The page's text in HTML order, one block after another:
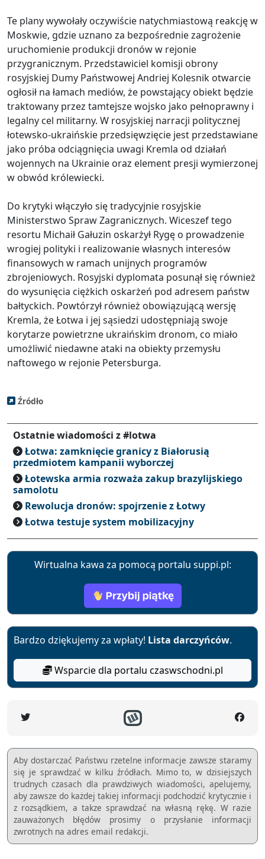
Te plany wywołały oczywiście natychmiastową reakcję w
Moskwie, gdzie uznano za bezpośrednie zagrożenie
uruchomienie produkcji dronów w rejonie
przygranicznym. Przedstawiciel komisji obrony
rosyjskiej Dumy Państwowej Andriej Kolesnik otwarcie
ogłosił na łamach mediów, że powstający obiekt będzie
traktowany przez tamtejsze wojsko jako pełnoprawny i
legalny cel militarny. W rosyjskiej narracji politycznej
łotewsko-ukraińskie przedsięwzięcie jest przedstawiane
jako próba odciągnięcia uwagi Kremla od działań
wojennych na Ukrainie oraz element presji wymierzonej
w obwód królewiecki.
Do krytyki włączyło się tradycyjnie rosyjskie
Ministerstwo Spraw Zagranicznych. Wiceszef tego
resortu Michaił Gałuzin oskarżył Rygę o prowadzenie
wrogiej polityki i realizowanie własnych interesów
finansowych w ramach unijnych programów
zbrojeniowych. Rosyjski dyplomata posunął się również
do wysunięcia ciężkich oskarżeń pod adresem państw
bałtyckich. Powtórzył również obowiązującą wersję
Kremla, że Łotwa i jej sąsiedzi udostępniają swoje
korytarze powietrzne ukraińskim dronom, co miało
umożliwić niedawne ataki na obiekty przemysłu
naftowego w rejonie Petersburga.
Źródło
Ostatnie wiadomości z #lotwa
Łotwa: zamknięcie granicy z Białorusią
przedmiotem kampanii wyborczej
Łotewska armia rozważa zakup brazylijskiego
samolotu
Rewolucja dronów: spojrzenie z Łotwy
Łotwa testuje system mobilizacyjny
Wirtualna kawa za pomocą portalu suppi.pl:
Bardzo dziękujemy za wpłaty! Lista darczyńców.
Wsparcie dla portalu czaswschodni.pl
Aby dostarczać Państwu rzetelne informacje zawsze staramy
się je sprawdzać w kilku źródłach. Mimo to, w dzisiejszych
trudnych czasach dla prawdziwych wiadomości, apelujemy,
aby zawsze do każdej takiej informacji podchodzić krytycznie i
z rozsądkiem, a takze sprawdzać na własną rękę. W razie
zauważonych błędów prosimy o przysłanie informacji
zwrotnych na adres email redakcji.